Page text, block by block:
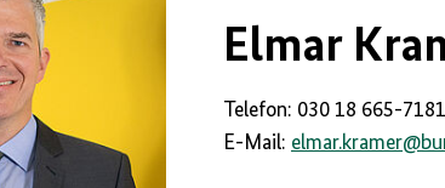
Elmar
Telefon: 030 18 665-
E-Mail: elmar.kramer@